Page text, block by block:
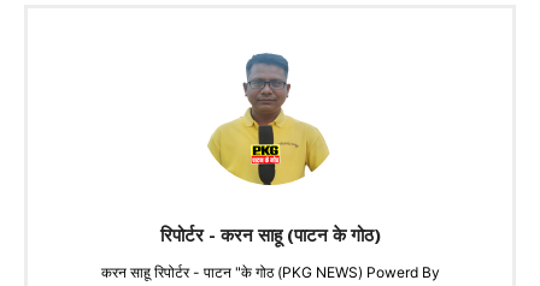
रिपोर्टर - करन साहू (पाटन के गोठ)
करन साहू रिपोर्टर - पाटन "के गोठ (PKG NEWS) Powerd By